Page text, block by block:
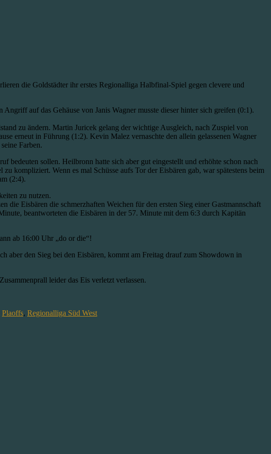
die Goldstädter ihr erstes Regionalliga Halbfinal-Spiel gegen clevere und
auf das Gehäuse von Janis Wagner musste dieser hinter sich greifen (0:1).
zu ändern. Martin Juricek gelang der wichtige Ausgleich, nach Zuspiel von
erneut in Führung (1:2). Kevin Malez vernaschte den allein gelassenen Wagner
Farben.
bedeuten sollen. Heilbronn hatte sich aber gut eingestellt und erhöhte schon nach
kompliziert. Wenn es mal Schüsse aufs Tor der Eisbären gab, war spätestens beim
(2:4).
zu nutzen.
Eisbären die schmerzhaften Weichen für den ersten Sieg einer Gastmannschaft
beantworteten die Eisbären in der 57. Minute mit dem 6:3 durch Kapitän
ab 16:00 Uhr „do or die“!
aber den Sieg bei den Eisbären, kommt am Freitag drauf zum Showdown in
leider das Eis verletzt verlassen.
Plaoffs, Regionalliga Süd West